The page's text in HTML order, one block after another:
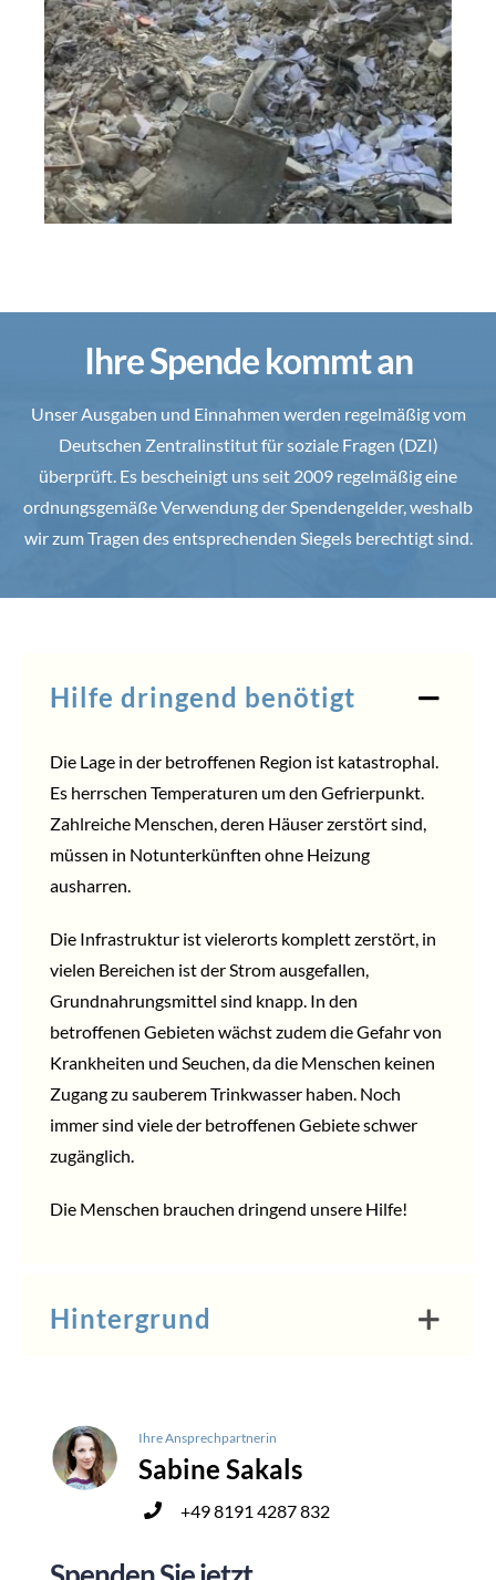
Ihre Spende kommt an
Unser Ausgaben und Einnahmen werden regelmäßig vom
Deutschen Zentralinstitut für soziale Fragen (DZI)
überprüft. Es bescheinigt uns seit 2009 regelmäßig eine
ordnungsgemäße Verwendung der Spendengelder, weshalb
wir zum Tragen des entsprechenden Siegels berechtigt sind.
Hilfe dringend benötigt
Die Lage in der betroffenen Region ist katastrophal.
Es herrschen Temperaturen um den Gefrierpunkt.
Zahlreiche Menschen, deren Häuser zerstört sind,
müssen in Notunterkünften ohne Heizung
ausharren.
Die Infrastruktur ist vielerorts komplett zerstört, in
vielen Bereichen ist der Strom ausgefallen,
Grundnahrungsmittel sind knapp. In den
betroffenen Gebieten wächst zudem die Gefahr von
Krankheiten und Seuchen, da die Menschen keinen
Zugang zu sauberem Trinkwasser haben. Noch
immer sind viele der betroffenen Gebiete schwer
zugänglich.
Die Menschen brauchen dringend unsere Hilfe!
Hintergrund
Ihre Ansprechpartnerin
Sabine Sakals
+49 8191 4287 832